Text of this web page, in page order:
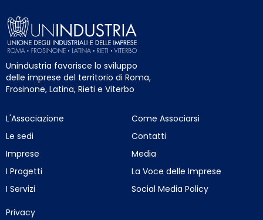
Unindustria favorisce lo sviluppo
delle imprese del territorio di Roma,
Frosinone, Latina, Rieti e Viterbo
L'Associazione
Le sedi
Imprese
I Progetti
I Servizi
Come Associarsi
Contatti
Media
La Voce delle Imprese
Social Media Policy
Privacy